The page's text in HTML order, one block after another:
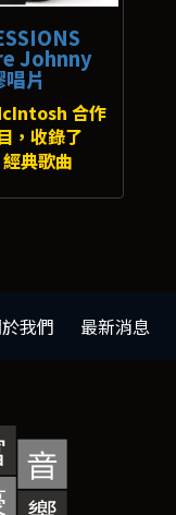
Johnny
片
合作
，收錄了
典歌曲
我們 最新消息